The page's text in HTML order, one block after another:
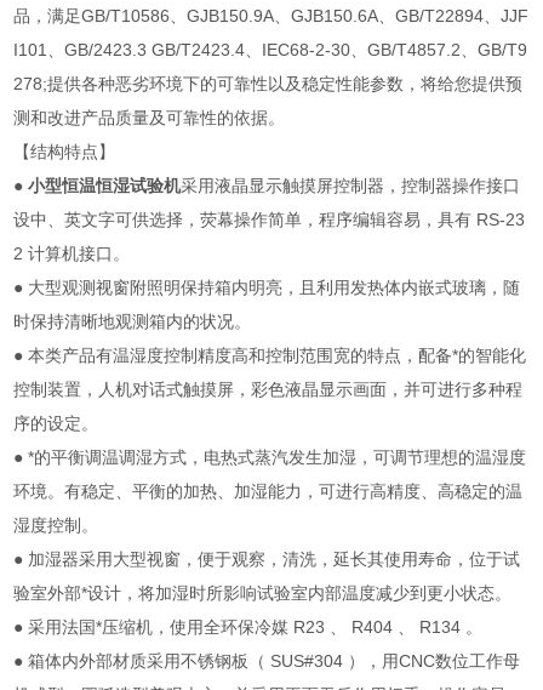
品，满足GB/T10586、GJB150.9A、GJB150.6A、GB/T22894、JJF
I101、GB/2423.3 GB/T2423.4、IEC68-2-30、GB/T4857.2、GB/T9
278;提供各种恶劣环境下的可靠性以及稳定性能参数，将给您提供预
测和改进产品质量及可靠性的依据。
【结构特点】
●小型恒温恒湿试验机采用液晶显示触摸屏控制器，控制器操作接口
设中、英文字可供选择，荧幕操作简单，程序编辑容易，具有 RS-23
2 计算机接口。
● 大型观测视窗附照明保持箱内明亮，且利用发热体内嵌式玻璃，随
时保持清晰地观测箱内的状况。
● 本类产品有温湿度控制精度高和控制范围宽的特点，配备*的智能化
控制装置，人机对话式触摸屏，彩色液晶显示画面，并可进行多种程
序的设定。
● *的平衡调温调湿方式，电热式蒸汽发生加湿，可调节理想的温湿度
环境。有稳定、平衡的加热、加湿能力，可进行高精度、高稳定的温
湿度控制。
● 加湿器采用大型视窗，便于观察，清洗，延长其使用寿命，位于试
验室外部*设计，将加湿时所影响试验室内部温度减少到更小状态。
● 采用法国*压缩机，使用全环保冷媒 R23 、 R404 、 R134 。
● 箱体内外部材质采用不锈钢板（ SUS#304 ），用CNC数位工作母